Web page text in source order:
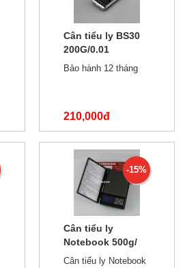
Cân tiểu ly BS30
200G/0.01
Bảo hành 12 tháng
210,000đ
490,000đ
-15%
Cân tiểu ly
Notebook 500g/
0,01g
Cân tiểu ly Notebook